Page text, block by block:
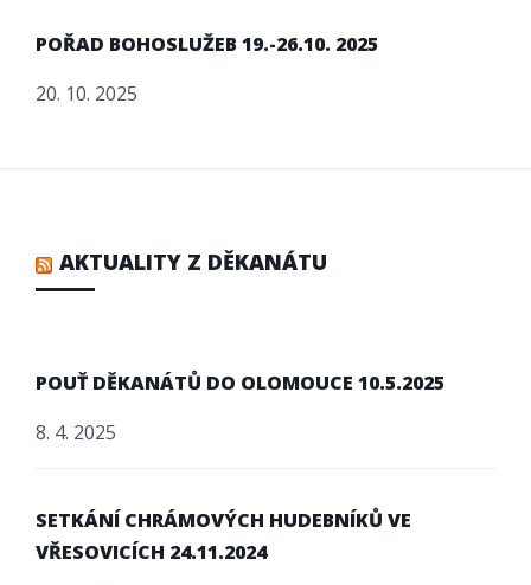
POŘAD BOHOSLUŽEB 19.-26.10. 2025
20. 10. 2025
AKTUALITY Z DĚKANÁTU
POUŤ DĚKANÁTŮ DO OLOMOUCE 10.5.2025
8. 4. 2025
SETKÁNÍ CHRÁMOVÝCH HUDEBNÍKŮ VE
VŘESOVICÍCH 24.11.2024